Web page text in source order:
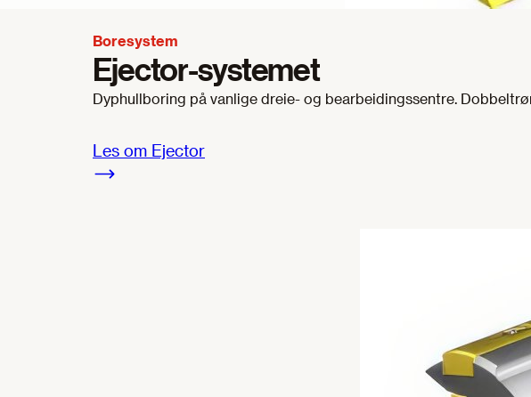
Boresystem
Ejector-systemet
Dyphullboring på vanlige dreie- og bearbeidingssentre.
Les om Ejector